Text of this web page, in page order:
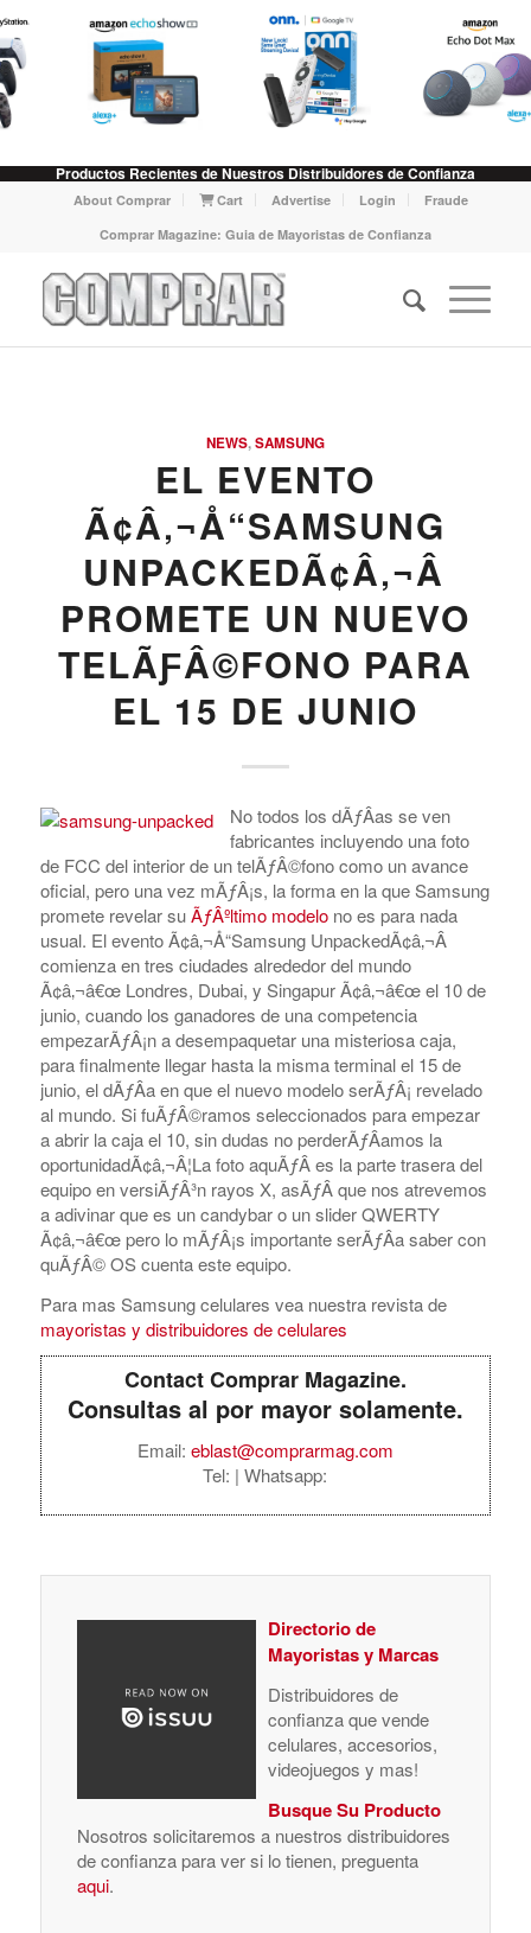
Productos Recientes de Nuestros Distribuidores de Confianza
About Comprar Cart Advertise Login
Fraude
Comprar Magazine: Guia de Mayoristas de Confianza
NEWS,SAMSUNG
EL EVENTO
Ã¢Â‚¬Å“SAMSUNG
UNPACKEDÃ¢Â‚¬Â
PROMETE UN NUEVO
TELÃƑÂ©FONO PARA
EL 15 DE JUNIO
No todos los dÃƒÂ­as se ven
fabricantes incluyendo una foto
de FCC del interior de un telÃƒÂ©fono como un avance
oficial, pero una vez mÃƒÂ¡s, la forma en la que Samsung
promete revelar suÃƒÂºltimo modelono es para nada
usual. El evento Ã¢â‚¬Å“Samsung UnpackedÃ¢â‚¬Â
comienza en tres ciudades alrededor del mundo
Ã¢â‚¬â€œ Londres, Dubai, y Singapur Ã¢â‚¬â€œ el 10 de
junio, cuando los ganadores de una competencia
empezarÃƒÂ¡n a desempaquetar una misteriosa caja,
para finalmente llegar hasta la misma terminal el 15 de
junio, el dÃƒÂ­a en que el nuevo modelo serÃƒÂ¡ revelado
al mundo. Si fuÃƒÂ©ramos seleccionados para empezar
a abrir la caja el 10, sin dudas no perderÃƒÂ­amos la
oportunidadÃ¢â‚¬Â¦La foto aquÃƒÂ­ es la parte trasera del
equipo en versiÃƒÂ³n rayos X, asÃƒÂ­ que nos atrevemos
a adivinar que es un candybar o un slider QWERTY
Ã¢â‚¬â€œ pero lo mÃƒÂ¡s importante serÃƒÂ­a saber con
quÃƒÂ© OS cuenta este equipo.
Para mas Samsung celulares vea nuestra revista de
mayoristas y distribuidores de celulares
Contact Comprar Magazine.
Consultas al por mayor solamente.
Email: eblast@comprarmag.com
Tel: | Whatsapp:
Directorio de
Mayoristas y Marcas
Distribuidores de
confianza que vende
celulares, accesorios,
videojuegos y mas!
Busque Su Producto
Nosotros solicitaremos a nuestros distribuidores
de confianza para ver si lo tienen, preguenta
aqui.